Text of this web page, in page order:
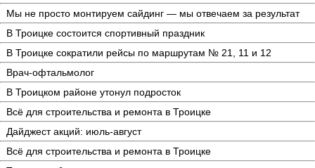
Мы не просто монтируем сайдинг — мы отвечаем за результат
В Троицке состоится спортивный праздник
В Троицке сократили рейсы по маршрутам № 21, 11 и 12
Врач-офтальмолог
В Троицком районе утонул подросток
Всё для строительства и ремонта в Троицке
Дайджест акций: июль-август
Всё для строительства и ремонта в Троицке